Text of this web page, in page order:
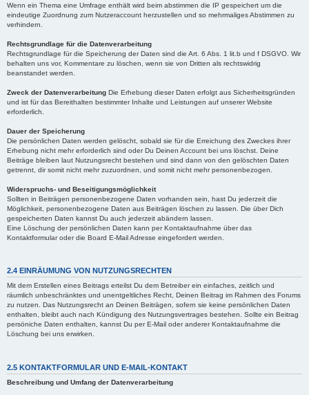
Wenn ein Thema eine Umfrage enthält wird beim abstimmen die IP gespeichert um die
eindeutige Zuordnung zum Nutzeraccount herzustellen und so mehrmaliges Abstimmen zu
verhindern.
Rechtsgrundlage für die Datenverarbeitung
Rechtsgrundlage für die Speicherung der Daten sind die Art. 6 Abs. 1 lit.b und f DSGVO. Wir
behalten uns vor, Kommentare zu löschen, wenn sie von Dritten als rechtswidrig
beanstandet werden.
Zweck der Datenverarbeitung Die Erhebung dieser Daten erfolgt aus Sicherheitsgründen
und ist für das Bereithalten bestimmter Inhalte und Leistungen auf unserer Website
erforderlich.
Dauer der Speicherung
Die persönlichen Daten werden gelöscht, sobald sie für die Erreichung des Zweckes ihrer
Erhebung nicht mehr erforderlich sind oder Du Deinen Account bei uns löschst. Deine
Beiträge bleiben laut Nutzungsrecht bestehen und sind dann von den gelöschten Daten
getrennt, dir somit nicht mehr zuzuordnen, und somit nicht mehr personenbezogen.
Widerspruchs- und Beseitigungsmöglichkeit
Sollten in Beiträgen personenbezogene Daten vorhanden sein, hast Du jederzeit die
Möglichkeit, personenbezogene Daten aus Beiträgen löschen zu lassen. Die über Dich
gespeicherten Daten kannst Du auch jederzeit abändern lassen.
Eine Löschung der persönlichen Daten kann per Kontaktaufnahme über das
Kontaktformular oder die Board E-Mail Adresse eingefordert werden.
2.4 EINRÄUMUNG VON NUTZUNGSRECHTEN
Mit dem Erstellen eines Beitrags erteilst Du dem Betreiber ein einfaches, zeitlich und
räumlich unbeschränktes und unentgeltliches Recht, Deinen Beitrag im Rahmen des Forums
zu nutzen. Das Nutzungsrecht an Deinen Beiträgen, sofern sie keine persönlichen Daten
enthalten, bleibt auch nach Kündigung des Nutzungsvertrages bestehen. Sollte ein Beitrag
persöniche Daten enthalten, kannst Du per E-Mail oder anderer Kontaktaufnahme die
Löschung bei uns erwirken.
2.5 KONTAKTFORMULAR UND E-MAIL-KONTAKT
Beschreibung und Umfang der Datenverarbeitung